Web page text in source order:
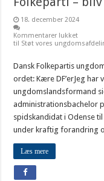
18. december 2024
Kommentarer lukket
til Støt vores
Dansk Folkepartis
ordet: Kære DF’erJeg har
ungdomslandsformand
administrationsbachelor
spidskandidat i Odense
under kraftig forandring
Læs mere